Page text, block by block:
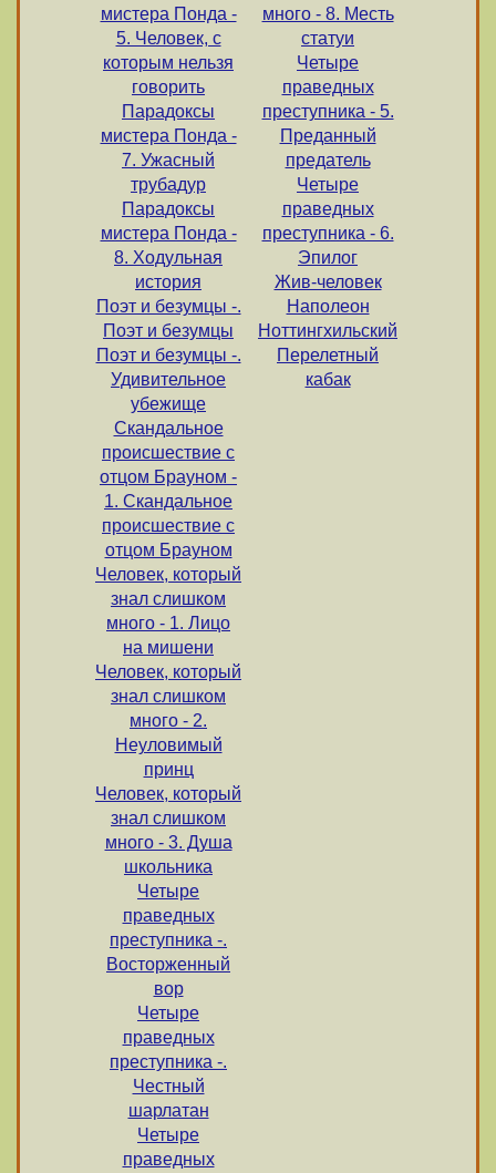
мистера Понда -
5. Человек, с
которым нельзя
говорить
Парадоксы
мистера Понда -
7. Ужасный
трубадур
Парадоксы
мистера Понда -
8. Ходульная
история
Поэт и безумцы -.
Поэт и безумцы
Поэт и безумцы -.
Удивительное
убежище
Скандальное
происшествие с
отцом Брауном -
1. Скандальное
происшествие с
отцом Брауном
Человек, который
знал слишком
много - 1. Лицо
на мишени
Человек, который
знал слишком
много - 2.
Неуловимый
принц
Человек, который
знал слишком
много - 3. Душа
школьника
Четыре
праведных
преступника -.
Восторженный
вор
Четыре
праведных
преступника -.
Честный
шарлатан
Четыре
праведных
много - 8. Месть
статуи
Четыре
праведных
преступника - 5.
Преданный
предатель
Четыре
праведных
преступника - 6.
Эпилог
Жив-человек
Наполеон
Ноттингхильский
Перелетный
кабак